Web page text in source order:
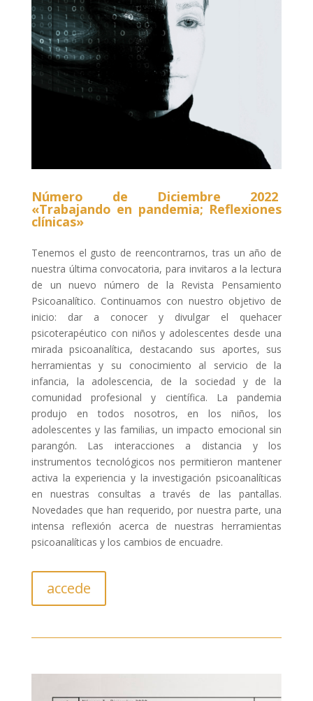
Número de Diciembre 2022
«Trabajando en pandemia; Reflexiones
clínicas»
Tenemos el gusto de reencontrarnos, tras un año de
nuestra última convocatoria, para invitaros a la lectura
de un nuevo número de la Revista Pensamiento
Psicoanalítico. Continuamos con nuestro objetivo de
inicio: dar a conocer y divulgar el quehacer
psicoterapéutico con niños y adolescentes desde una
mirada psicoanalítica, destacando sus aportes, sus
herramientas y su conocimiento al servicio de la
infancia, la adolescencia, de la sociedad y de la
comunidad profesional y científica. La pandemia
produjo en todos nosotros, en los niños, los
adolescentes y las familias, un impacto emocional sin
parangón. Las interacciones a distancia y los
instrumentos tecnológicos nos permitieron mantener
activa la experiencia y la investigación psicoanalíticas
en nuestras consultas a través de las pantallas.
Novedades que han requerido, por nuestra parte, una
intensa reflexión acerca de nuestras herramientas
psicoanalíticas y los cambios de encuadre.
accede